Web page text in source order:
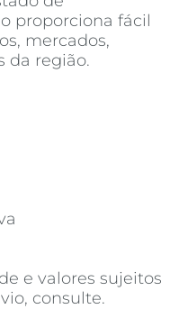
proporciona fácil
mercados,
da região.
e valores sujeitos
consulte.